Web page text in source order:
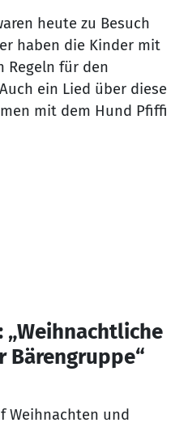
heute zu Besuch
haben die Kinder mit
Regeln für den
ein Lied über diese
mit dem Hund Pfiffi
„Weihnachtliche
Bärengruppe“
Weihnachten und